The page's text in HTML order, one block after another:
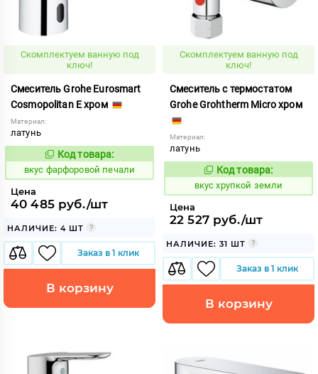
Скомплектуем ванную под
ключ!
Смеситель Grohe Eurosmart
Cosmopolitan E хром
Материал:
латунь
Код:
185820
Код товара:
вкус фарфоровой печали
Цена
40 485 руб./шт
НАЛИЧИЕ: 4 ШТ
Заказ в 1 клик
В корзину
Скомплектуем ванную под
ключ!
Смеситель с термостатом
Grohe Grohtherm Micro хром
Материал:
латунь
Код:
186155
Код товара:
вкус хрупкой земли
Цена
22 527 руб./шт
НАЛИЧИЕ: 31 ШТ
Заказ в 1 клик
В корзину